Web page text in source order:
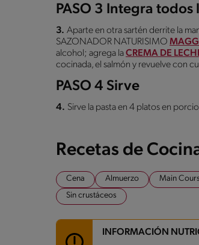
PASO 3 Integra
3. Aparte en otra sartén derrite la
SAZONADOR NATURISIMO
alcohol; agrega laCREMA DE
cocinada, el salmón y revuelve con
PASO 4 Sirve
4. Sirve la pasta en 4 platos en
Recetas de
Cena Almuerzo Main
Sin crustáceos
INFORMACIÓN